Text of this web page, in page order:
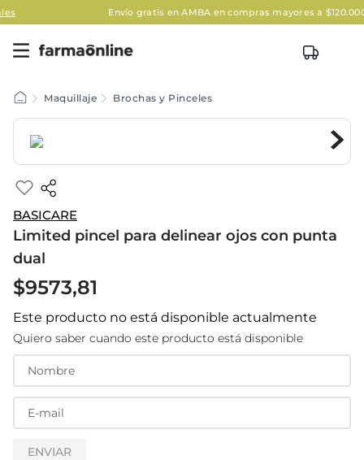
Envío gratis en AMBA en compras mayores a $120.000
Maquillaje Brochas y Pinceles
BASICARE
Limited pincel para delinear ojos con punta
dual
$9573,81
Este producto no está disponible actualmente
Quiero saber cuando este producto está disponible
ENVIAR